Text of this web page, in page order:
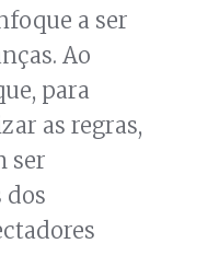
a ser
Ao
para
as regras,
ser
dos